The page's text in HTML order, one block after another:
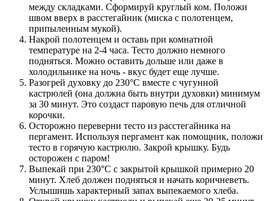
между складками. Сформируй круглый ком. Положи
швом вверх в расстегайник (миска с полотенцем,
припыленным мукой).
Накрой полотенцем и оставь при комнатной
температуре на 2-4 часа. Тесто должно немного
подняться. Можно оставить дольше или даже в
холодильнике на ночь - вкус будет еще лучше.
Разогрей духовку до 230°С вместе с чугунной
кастрюлей (она должна быть внутри духовки) минимум
за 30 минут. Это создаст паровую печь для отличной
корочки.
Осторожно переверни тесто из расстегайника на
пергамент. Используя пергамент как помощник, положи
тесто в горячую кастрюлю. Закрой крышку. Будь
осторожен с паром!
Выпекай при 230°С с закрытой крышкой примерно 20
минут. Хлеб должен подняться и начать коричневеть.
Услышишь характерный запах выпекаемого хлеба.